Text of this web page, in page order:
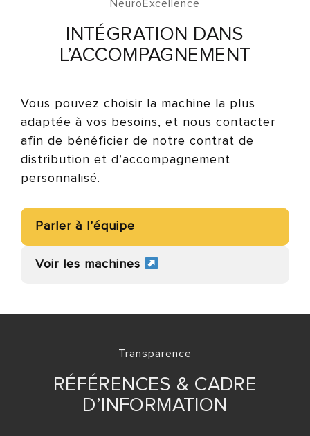
NeuroExcellence
INTÉGRATION DANS
L’ACCOMPAGNEMENT
Vous pouvez choisir la machine la plus
adaptée à vos besoins, et nous contacter
afin de bénéficier de notre contrat de
distribution et d’accompagnement
personnalisé.
Parler à l’équipe
Voir les machines
Transparence
RÉFÉRENCES & CADRE
D’INFORMATION